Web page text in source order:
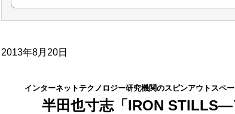
2013年8月20日
インターネットテクノロジー研究機関のスピンアウトスペ
半田也寸志「IRON STILLS―